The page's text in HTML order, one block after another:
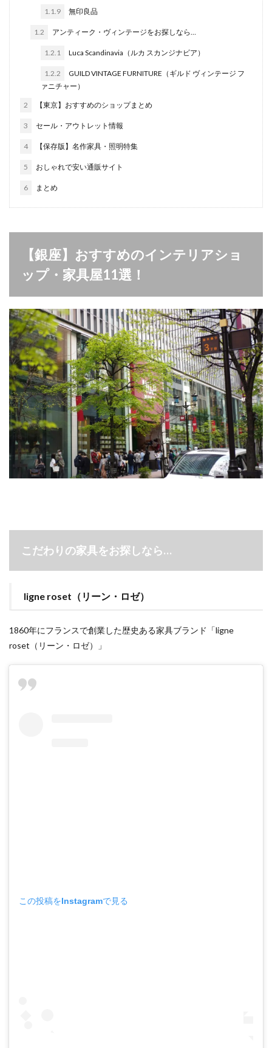
1.1.9 無印良品
1.2 アンティーク・ヴィンテージをお探しなら…
1.2.1 Luca Scandinavia（ルカ スカンジナビア）
1.2.2
GUILD VINTAGE FURNITURE（ギルド ヴィンテージ フ
ァニチャー）
2 【東京】おすすめのショップまとめ
3 セール・アウトレット情報
4 【保存版】名作家具・照明特集
5 おしゃれで安い通販サイト
6 まとめ
【銀座】おすすめのインテリアショ
ップ・家具屋11選！
こだわりの家具をお探しなら…
ligne roset（リーン・ロゼ）
1860年にフランスで創業した歴史ある家具ブランド「ligne
roset（リーン・ロゼ）」
この投稿をInstagramで見る